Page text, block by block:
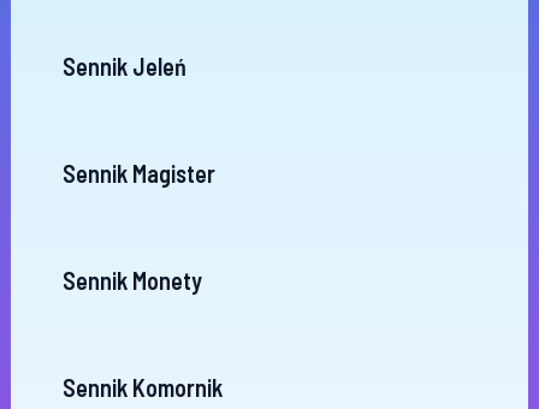
Sennik Jeleń
Sennik Magister
Sennik Monety
Sennik Komornik